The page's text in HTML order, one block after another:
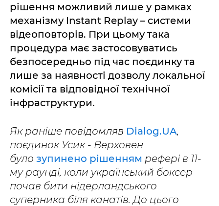
рішення можливий лише у рамках
механізму Instant Replay – системи
відеоповторів. При цьому така
процедура має застосовуватись
безпосередньо під час поєдинку та
лише за наявності дозволу локальної
комісії та відповідної технічної
інфраструктури.
Як раніше повідомляв Dialog.UA,
поєдинок Усик - Верховен
було зупинено рішенням рефері в 11-
му раунді, коли український боксер
почав бити нідерландського
суперника біля канатів. До цього